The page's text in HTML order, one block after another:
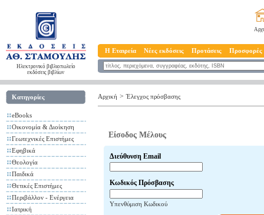
Ηλεκτρονικό βιβλιοπωλείο
εκδόσεις βιβλίων
Η Εταιρεία Νέες εκδόσεις Προτάσεις Προσφορές
Κατηγορίες
eBooks
Οικονομία & Διοίκηση
Γεωτεχνικές Επιστήμες
Εφηβικά
Θεολογία
Παιδικά
Θετικές Επιστήμες
Περιβάλλον - Ενέργεια
Ιατρική
Αρχική > Έλεγχος πρόσβασης
Είσοδος Μέλους
Διεύθυνση Email
Κωδικός Πρόσβασης
Υπενθύμιση Κωδικού